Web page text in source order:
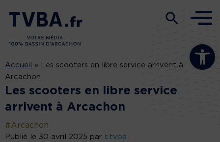
Ouvrir la
Accueil »
Les scooters en libre service arrivent à
Arcachon
Les scooters en libre service
arrivent à Arcachon
#Arcachon
Publié le 30 avril 2025 par s.tvba